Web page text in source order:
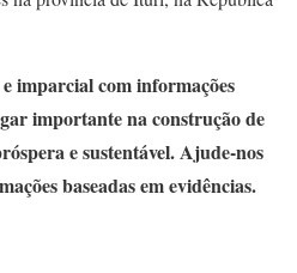
imparcial com informações
importante na construção de
e sustentável. Ajude-nos
baseadas em evidências.